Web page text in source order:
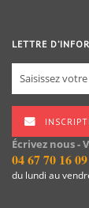
LETTRE
Écrivez nous -
04 67 70 16 09
du lundi au